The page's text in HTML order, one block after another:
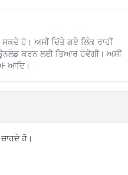
ਹੋ। ਅਸੀਂ ਦਿੱਤੇ ਗਏ ਲਿੰਕ ਰਾਹੀਂ
ਕਰਨ ਲਈ ਤਿਆਰ ਹੋਵੇਗੀ। ਅਸੀਂ
ਆਦਿ।
ਹੋ।